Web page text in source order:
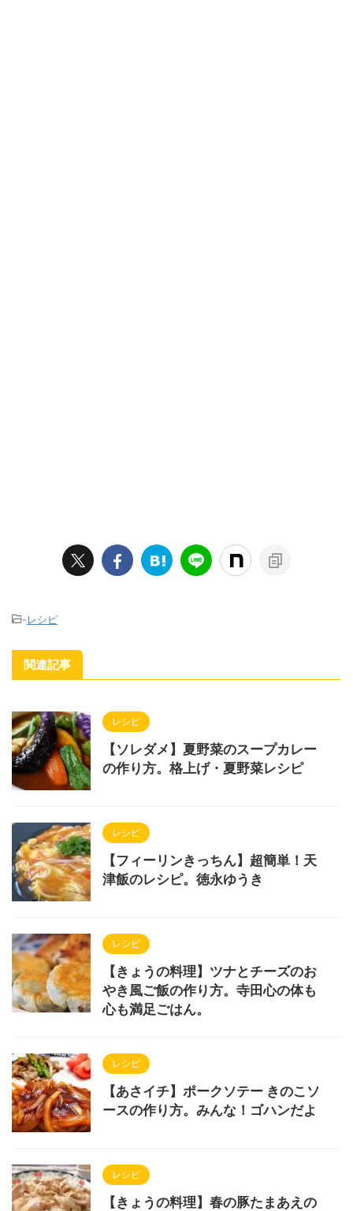
-レシピ
関連記事
レシピ
【ソレダメ】夏野菜のスープカレー
の作り方。格上げ・夏野菜レシピ
レシピ
【フィーリンきっちん】超簡単！天
津飯のレシピ。徳永ゆうき
レシピ
【きょうの料理】ツナとチーズのお
やき風ご飯の作り方。寺田心の体も
心も満足ごはん。
レシピ
【あさイチ】ポークソテー きのこソ
ースの作り方。みんな！ゴハンだよ
レシピ
【きょうの料理】春の豚たまあえの